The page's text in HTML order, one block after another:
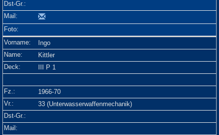
Ingo
Kittler
III P 1
1966-70
33 (Unterwasserwaffenmechanik)